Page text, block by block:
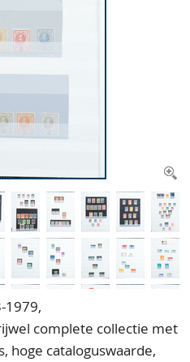
1979,
complete collectie met
hoge cataloguswaarde,